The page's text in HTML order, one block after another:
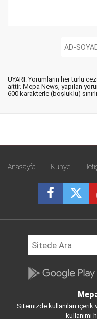
UYARI: Yorumların her türlü
aittir. Mepa News, yapılan
600 karakterle (boşluklu)
Anasayfa Künye
Sitemizde kullanılan içerik
kullanımı